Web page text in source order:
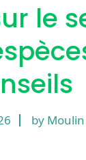
le
by Moulin